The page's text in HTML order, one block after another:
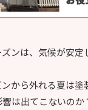
ンは、気候が安定
から外れる夏は塗
は出てこないのか